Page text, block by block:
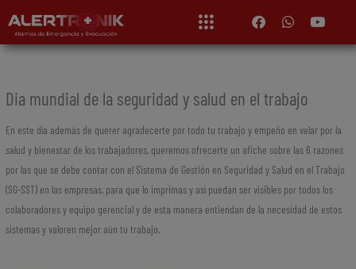
contenido
F
a
c
e
o
k
W
h
a
t
p
p
Y
o
u
t
Dia mundial de la seguridad y salud en el trabajo
En este día además de querer agradecerte por todo tu trabajo y empeño en velar por la
salud y bienestar de los trabajadores, queremos ofrecerte un afiche sobre las 6 razones
por las que se debe contar con el Sistema de Gestión en Seguridad y Salud en el Trabajo
(SG-SST) en las empresas, para que lo imprimas y así puedan ser visibles por todos los
colaboradores y equipo gerencial y de esta manera entiendan de la necesidad de estos
sistemas y valoren mejor aún tu trabajo.